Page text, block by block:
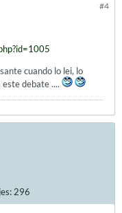
#4
cuando lo lei, lo
debate ....
296